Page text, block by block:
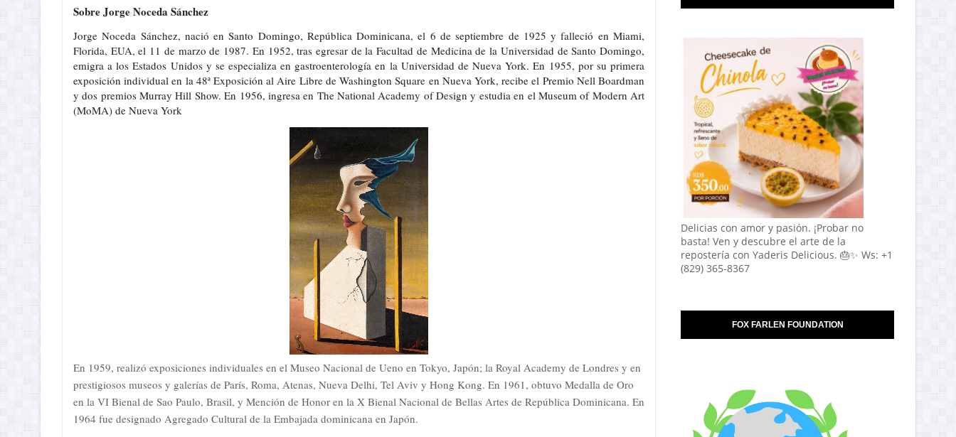
Sobre Jorge Noceda Sánchez
Jorge Noceda Sánchez, nació en Santo Domingo, República Dominicana, el 6 de septiembre de 1925 y falleció en Miami,
Florida, EUA, el 11 de marzo de 1987. En 1952, tras egresar de la Facultad de Medicina de la Universidad de Santo Domingo,
emigra a los Estados Unidos y se especializa en gastroenterología en la Universidad de Nueva York. En 1955, por su primera
exposición individual en la 48ª Exposición al Aire Libre de Washington Square en Nueva York, recibe el Premio Nell Boardman
y dos premios Murray Hill Show. En 1956, ingresa en The National Academy of Design y estudia en el Museum of Modern Art
(MoMA) de Nueva York
En 1959, realizó exposiciones individuales en el Museo Nacional de Ueno en Tokyo, Japón; la Royal Academy de Londres y en
prestigiosos museos y galerías de París, Roma, Atenas, Nueva Delhi, Tel Aviv y Hong Kong. En 1961, obtuvo Medalla de Oro
en la VI Bienal de Sao Paulo, Brasil, y Mención de Honor en la X Bienal Nacional de Bellas Artes de República Dominicana. En
1964 fue designado Agregado Cultural de la Embajada dominicana en Japón.
Delicias con amor y pasión. ¡Probar no
basta! Ven y descubre el arte de la
repostería con Yaderis Delicious. 🎂✨ Ws: +1
(829) 365-8367
FOX FARLEN FOUNDATION